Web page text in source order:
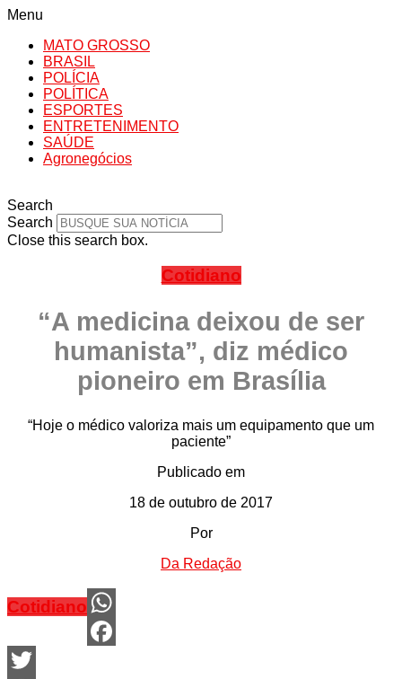
Menu
MATO GROSSO
BRASIL
POLÍCIA
POLÍTICA
ESPORTES
ENTRETENIMENTO
SAÚDE
Agronegócios
Search
Search
Close this search box.
Cotidiano
“A medicina deixou de ser
humanista”, diz médico
pioneiro em Brasília
“Hoje o médico valoriza mais um equipamento que um
paciente”
Publicado em
18 de outubro de 2017
Por
Da Redação
Cotidiano
WhatsApp
Facebook